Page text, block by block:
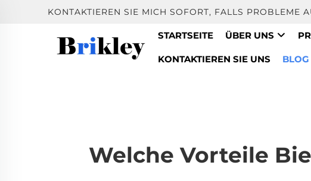
KONTAKTIEREN SIE MICH SOFORT, FALLS PROBLEME
STARTSEITE ÜBER UNS
KONTAKTIEREN SIE UNS BLOG
Welche Vorteile